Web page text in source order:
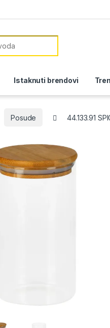
Istaknuti brendovi
Posude 44.133.91